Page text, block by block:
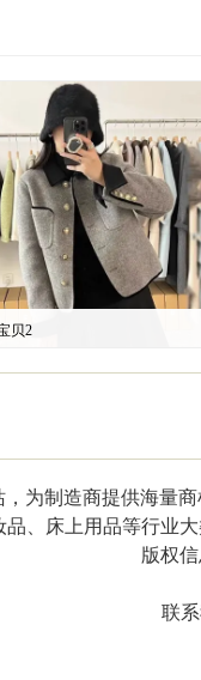
贝2
为制造商提供海量
品、床上用品等行业
版权信
联